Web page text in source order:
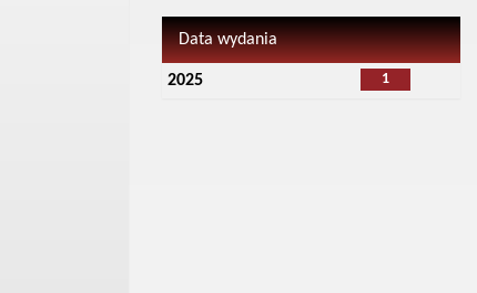
Data wydania
1
2025